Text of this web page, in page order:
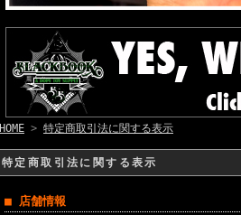
HOME > 特定商取引法に関する表示
特定商取引法に関する表示
■ 店舗情報